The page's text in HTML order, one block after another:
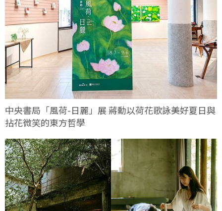
中央書局「風荷-日麗」展 蔣勳以荷花歌詠美好夏日與
拈花微笑的東方哲學